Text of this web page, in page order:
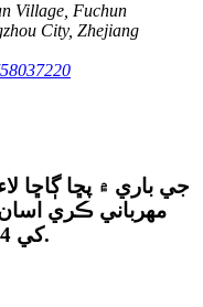
Village, Fuchun
City, Zhejiang
مهرباني ڪري
کي 24 ڪلاڪن اندر رابطي ۾ ٿي ويندي.